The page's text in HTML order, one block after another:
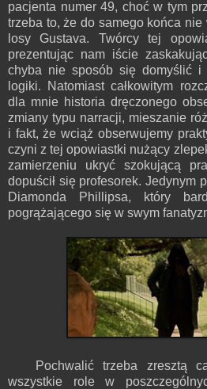
pacjenta numer 49, choć w tym
trzeba to, że do samego końca
losy Gustava. Twórcy tej
prezentując nam iście
chyba nie sposób się domyślić
logiki. Natomiast całkowitym
dla mnie historia dręczonego
zmiany typu narracji, mieszanie
i fakt, że wciąż obserwujemy
czyni z tej opowiastki nużący
zamierzeniu ukryć szokującą
dopuścił się profesorek. Jedynym
Diamonda Phillipsa, który
pogrążającego się w swym
Pochwalić trzeba zresztą
wszystkie role w